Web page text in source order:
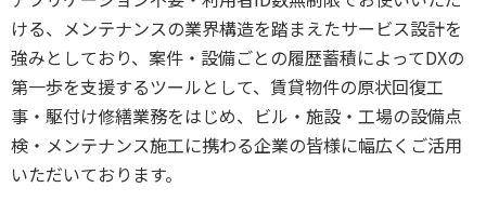
ける、メンテナンスの業界構造を踏まえたサービス設計を
強みとしており、案件・設備ごとの履歴蓄積によってDXの
第一歩を支援するツールとして、賃貸物件の原状回復工
事・駆付け修繕業務をはじめ、ビル・施設・工場の設備点
検・メンテナンス施工に携わる企業の皆様に幅広くご活用
いただいております。